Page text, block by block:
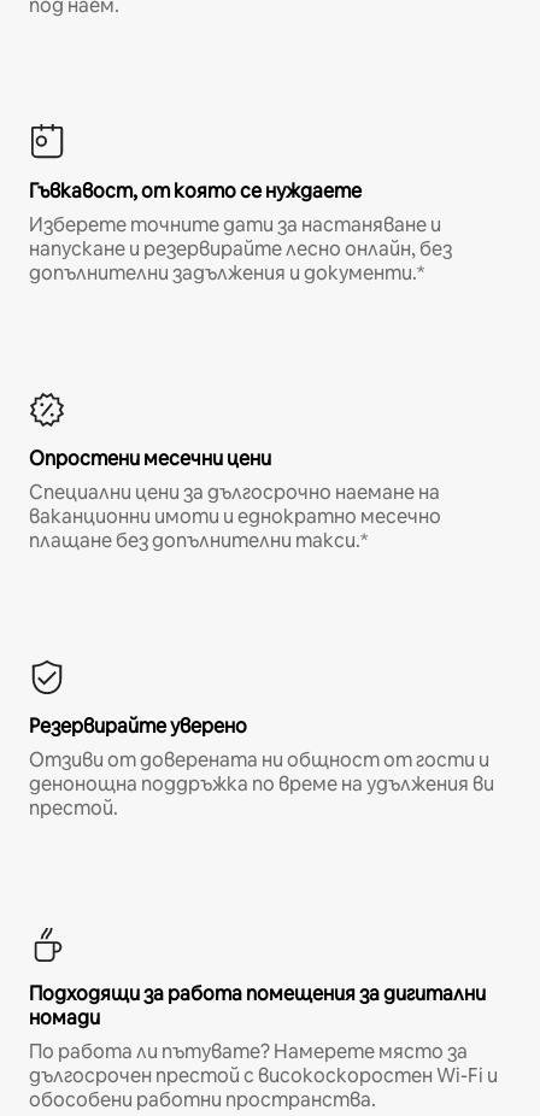
под наем.
Гъвкавост, от която се нуждаете
Изберете точните дати за настаняване и
напускане и резервирайте лесно онлайн, без
допълнителни задължения и документи.*
Опростени месечни цени
Специални цени за дългосрочно наемане на
ваканционни имоти и еднократно месечно
плащане без допълнителни такси.*
Резервирайте уверено
Отзиви от доверената ни общност от гости и
денонощна поддръжка по време на удължения ви
престой.
Подходящи за работа помещения за дигитални
номади
По работа ли пътувате? Намерете място за
дългосрочен престой с високоскоростен Wi-Fi и
обособени работни пространства.